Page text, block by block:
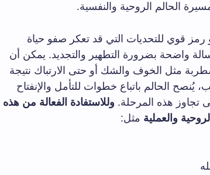
الحالم الروحية والنفسية.
رمز قوي للتحديات التي قد تعكر صفو حياة
واضحة بضرورة التطهير والتجديد. يمكن أن
مثل الخوف والشك أو حتى الارتباك نتيجة
الحالم باتباع خطوات للتأمل والإنفتاح
تجاوز هذه المرحلة. وللاستفادة الفعالة من هذه
والعملية مثل: